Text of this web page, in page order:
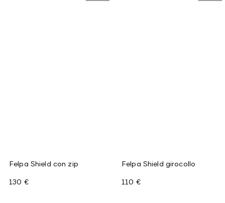
Felpa Shield con zip
130 €
Felpa Shield girocollo
110 €